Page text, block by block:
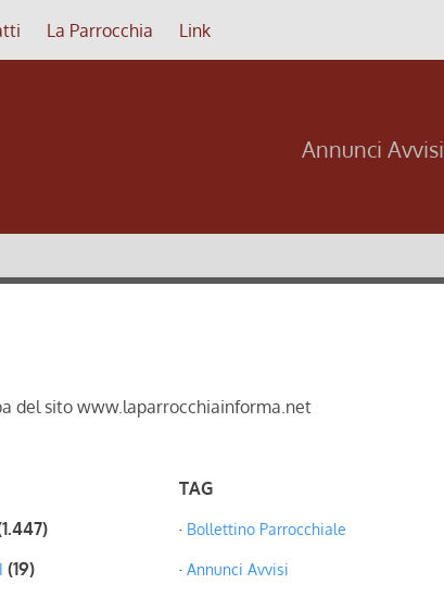
La Parrocchia Link
Annunci Avvisi
del sito www.laparrocchiainforma.net
(19)
TAG
Bollettino Parrocchiale
Annunci Avvisi